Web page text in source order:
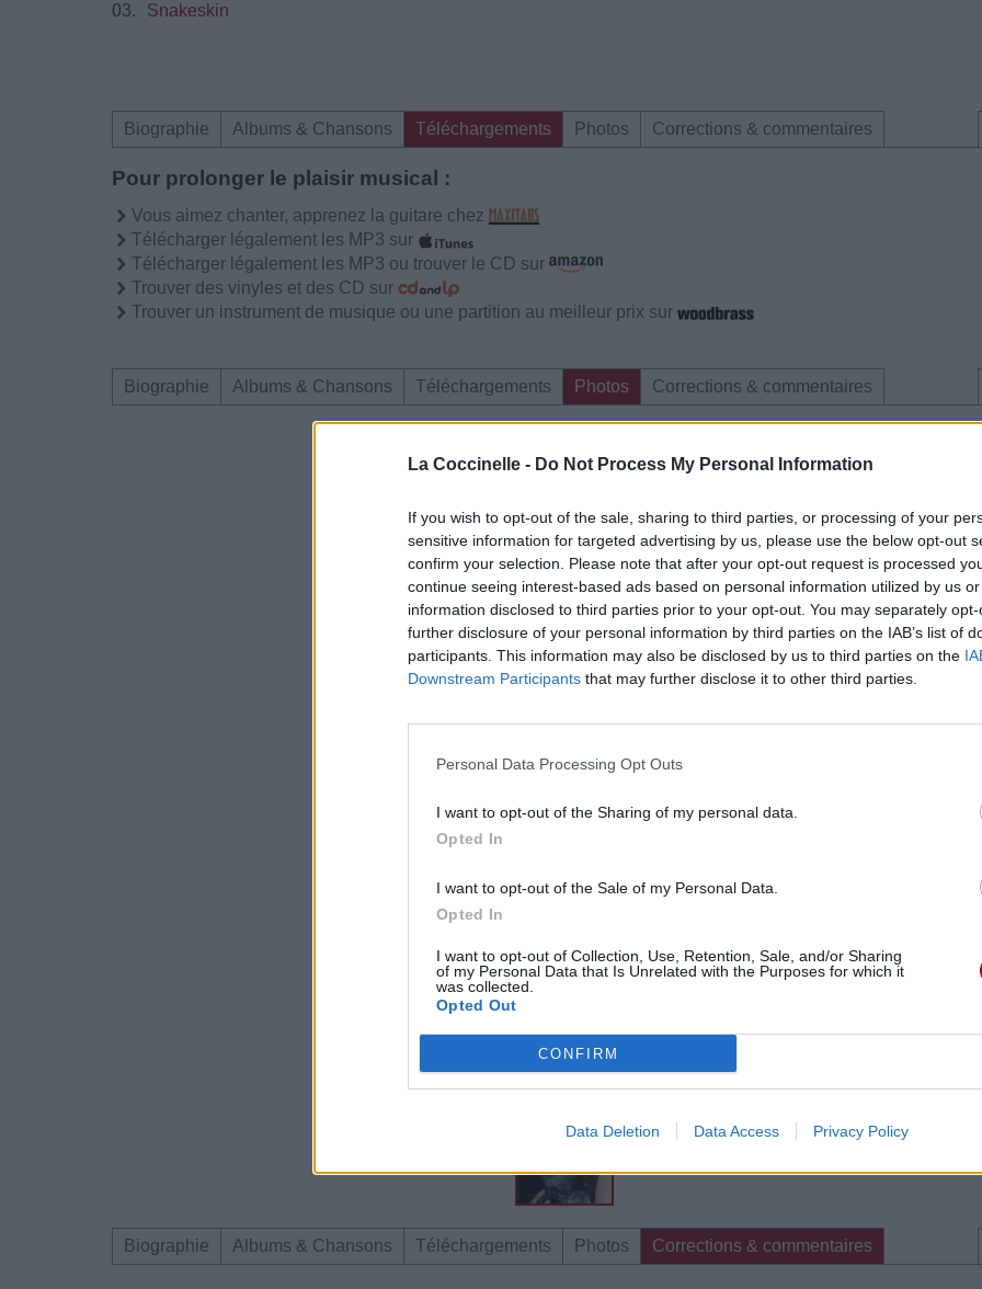
La Coccinelle - Do Not Process My Personal Information
If you wish to opt-out of the sale, sharing to third parties, or processing of your
sensitive information for targeted advertising by us, please use the below opt-out
confirm your selection. Please note that after your opt-out request is processed
continue seeing interest-based ads based on personal information utilized by us
information disclosed to third parties prior to your opt-out. You may separately
further disclosure of your personal information by third parties on the IAB’s list of
participants. This information may also be disclosed by us to third parties on the
Downstream Participants that may further disclose it to other third parties.
Personal Data Processing Opt Outs
I want to opt-out of the Sharing of my personal data.
Opted In
I want to opt-out of the Sale of my Personal Data.
Opted In
I want to opt-out of Collection, Use, Retention, Sale, and/or Sharing
of my Personal Data that Is Unrelated with the Purposes for which it
was collected.
Opted Out
CONFIRM
Data Deletion Data Access Privacy Policy
03.
Snakeskin
Biographie Albums & Chansons Téléchargements Photos Corrections & commentaires
Pour prolonger le plaisir musical :
Vous aimez chanter, apprenez la guitare chez
Télécharger légalement les MP3 sur
Télécharger légalement les MP3 ou trouver le CD sur
Trouver des vinyles et des CD sur
Trouver un instrument de musique ou une partition au meilleur prix sur
Biographie Albums & Chansons Téléchargements Photos Corrections & commentaires
Biographie Albums & Chansons Téléchargements Photos Corrections & commentaires